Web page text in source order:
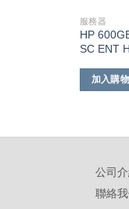
服務器
HP
SC ENT
加入購
公司
聯絡